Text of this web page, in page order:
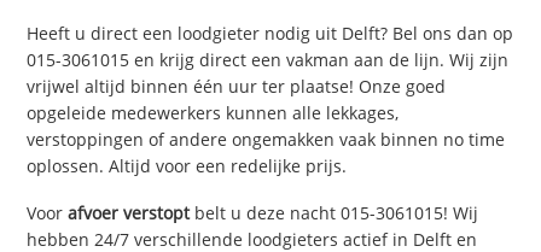
Heeft u direct een loodgieter nodig uit Delft? Bel ons dan op
015-3061015 en krijg direct een vakman aan de lijn. Wij zijn
vrijwel altijd binnen één uur ter plaatse! Onze goed
opgeleide medewerkers kunnen alle lekkages,
verstoppingen of andere ongemakken vaak binnen no time
oplossen. Altijd voor een redelijke prijs.
Voorafvoer verstoptbelt u deze nacht 015-3061015! Wij
hebben 24/7 verschillende loodgieters actief in Delft en